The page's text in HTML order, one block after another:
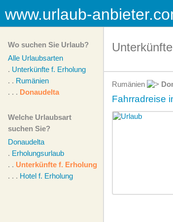
www.urlaub-
Wo suchen Sie Urlaub?
Alle Urlaubsarten
. Unterkünfte f. Erholung
. . Rumänien
. . . Donaudelta
Welche Urlaubsart
suchen Sie?
Donaudelta
. Erholungsurlaub
. . Unterkünfte f. Erholung
. . . Hotel f. Erholung
Rumänien
Fahrradreise